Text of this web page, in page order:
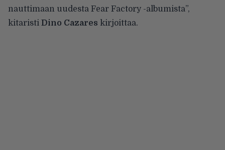
nauttimaan uudesta Fear Factory -albumista”,
kitaristi Dino Cazares kirjoittaa.